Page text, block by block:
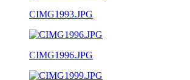
CIMG1993.JPG
CIMG1996.JPG